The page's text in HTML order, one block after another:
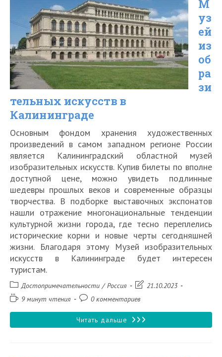
Калининграде
М
уз
ей
из
об
ра
зи
тельных искусств в
Калининграде
Основным фондом хранения художественных
произведений в самом западном регионе России
является Калининградский областной музей
изобразительных искусств. Купив билеты по вполне
доступной цене, можно увидеть подлинные
шедевры прошлых веков и современные образцы
творчества. В подборке выставочных экспонатов
нашли отражение многонациональные тенденции
культурной жизни города, где тесно переплелись
исторические корни и новые черты сегодняшней
жизни. Благодаря этому Музей изобразительных
искусств в Калининграде будет интересен
туристам.
Рубрика
записи:
Достопримечательности / Россия
Запись21.10.2023
Время9 минут чтения
Комментарии
записи:
0 комментариев
Читать дальше Музей